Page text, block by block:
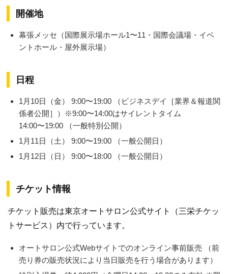
開催地
幕張メッセ（国際展示場ホール1〜11・国際会議場・イベ
ントホール・屋外展示場）
日程
1月10日（金） 9:00〜19:00 （ビジネスデイ［業界＆報道関
係者公開］）※9:00〜14:00はサイレントタイム
14:00〜19:00 （一般特別公開）
1月11日（土） 9:00〜19:00 （一般公開日）
1月12日（日） 9:00〜18:00 （一般公開日）
チケット情報
チケット販売は東京オートサロン公式サイト（三栄チケッ
トサービス）内で行っています。
オートサロン公式Webサイトでのオンライン事前販売 （前
売り券の販売状況により当日販売を行う場合があります）